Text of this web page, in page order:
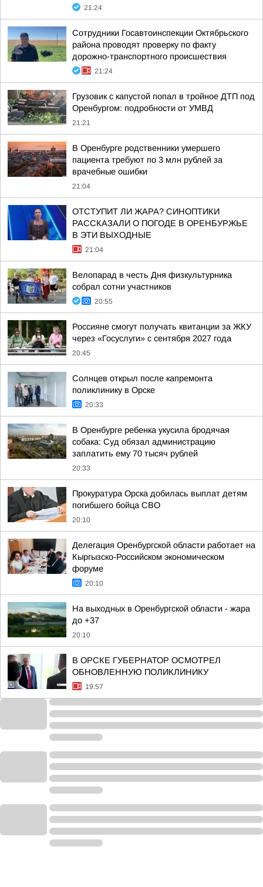
21:24
Сотрудники Госавтоинспекции Октябрьского
района проводят проверку по факту
дорожно-транспортного происшествия
21:24
Грузовик с капустой попал в тройное ДТП под
Оренбургом: подробности от УМВД
21:21
В Оренбурге родственники умершего
пациента требуют по 3 млн рублей за
врачебные ошибки
21:04
ОТСТУПИТ ЛИ ЖАРА? СИНОПТИКИ
РАССКАЗАЛИ О ПОГОДЕ В ОРЕНБУРЖЬЕ
В ЭТИ ВЫХОДНЫЕ
21:04
Велопарад в честь Дня физкультурника
собрал сотни участников
20:55
Россияне смогут получать квитанции за ЖКУ
через «Госуслуги» с сентября 2027 года
20:45
Солнцев открыл после капремонта
поликлинику в Орске
20:33
В Оренбурге ребенка укусила бродячая
собака: Суд обязал администрацию
заплатить ему 70 тысяч рублей
20:33
Прокуратура Орска добилась выплат детям
погибшего бойца СВО
20:10
Делегация Оренбургской области работает на
Кыргызско-Российском экономическом
форуме
20:10
На выходных в Оренбургской области - жара
до +37
20:10
В ОРСКЕ ГУБЕРНАТОР ОСМОТРЕЛ
ОБНОВЛЕННУЮ ПОЛИКЛИНИКУ
19:57